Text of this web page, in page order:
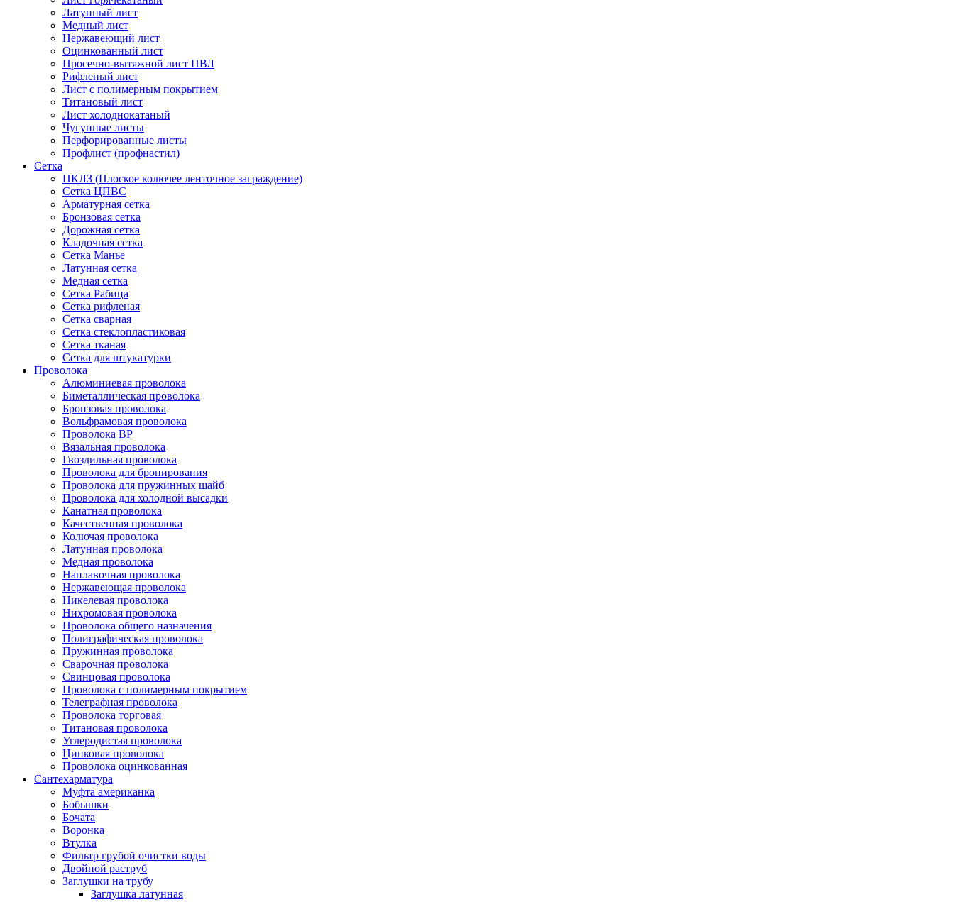
Латунный лист
Медный лист
Нержавеющий лист
Оцинкованный лист
Просечно-вытяжной лист ПВЛ
Рифленый лист
Лист с полимерным покрытием
Титановый лист
Лист холоднокатаный
Чугунные листы
Перфорированные листы
Профлист (профнастил)
Сетка
ПКЛЗ (Плоское колючее ленточное заграждение)
Сетка ЦПВС
Арматурная сетка
Бронзовая сетка
Дорожная сетка
Кладочная сетка
Сетка Манье
Латунная сетка
Медная сетка
Сетка Рабица
Сетка рифленая
Сетка сварная
Сетка стеклопластиковая
Сетка тканая
Сетка для штукатурки
Проволока
Алюминиевая проволока
Биметаллическая проволока
Бронзовая проволока
Вольфрамовая проволока
Проволока ВР
Вязальная проволока
Гвоздильная проволока
Проволока для бронирования
Проволока для пружинных шайб
Проволока для холодной высадки
Канатная проволока
Качественная проволока
Колючая проволока
Латунная проволока
Медная проволока
Наплавочная проволока
Нержавеющая проволока
Никелевая проволока
Нихромовая проволока
Проволока общего назначения
Полиграфическая проволока
Пружинная проволока
Сварочная проволока
Свинцовая проволока
Проволока с полимерным покрытием
Телеграфная проволока
Проволока торговая
Титановая проволока
Углеродистая проволока
Цинковая проволока
Проволока оцинкованная
Сантехарматура
Муфта американка
Бобышки
Бочата
Воронка
Втулка
Фильтр грубой очистки воды
Двойной раструб
Заглушки на трубу
Заглушка латунная